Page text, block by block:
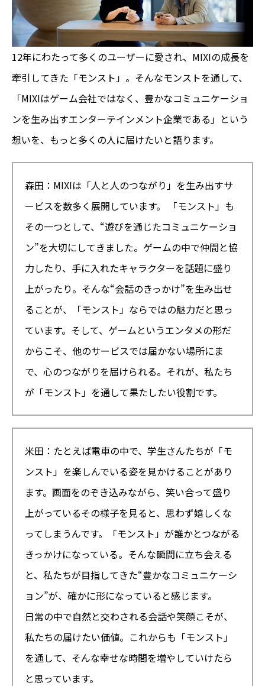
12年にわたって多くのユーザーに愛され、MIXIの成長を
牽引してきた「モンスト」。そんなモンストを通して、
「MIXIはゲーム会社ではなく、豊かなコミュニケーショ
ンを生み出すエンターテインメント企業である」という
想いを、もっと多くの人に届けたいと語ります。
森田：MIXIは「人と人のつながり」を生み出すサ
ービスを数多く展開しています。 「モンスト」も
その一つとして、“遊びを通じたコミュニケーショ
ン”を大切にしてきました。ゲームの中で仲間と協
力したり、手に入れたキャラクターを話題に盛り
上がったり。そんな“会話のきっかけ”を生み出せ
ることが、「モンスト」ならではの魅力だと思っ
ています。そして、ゲームというエンタメの形だ
からこそ、他のサービスでは届かない場所にま
で、心のつながりを届けられる。それが、私たち
が「モンスト」を通して果たしたい役割です。
米田：たとえば電車の中で、学生さんたちが「モ
ンスト」を楽しんでいる姿を見かけることがあり
ます。画面をのぞき込みながら、笑い合って盛り
上がっているその様子を見ると、思わず嬉しくな
ってしまうんです。「モンスト」が誰かとつながる
きっかけになっている。そんな瞬間に立ち会える
と、私たちが目指してきた“豊かなコミュニケーシ
ョン”が、確かに形になっていると感じます。
日常の中で自然と交わされる会話や笑顔こそが、
私たちの届けたい価値。これからも「モンスト」
を通して、そんな幸せな時間を増やしていけたら
と思っています。